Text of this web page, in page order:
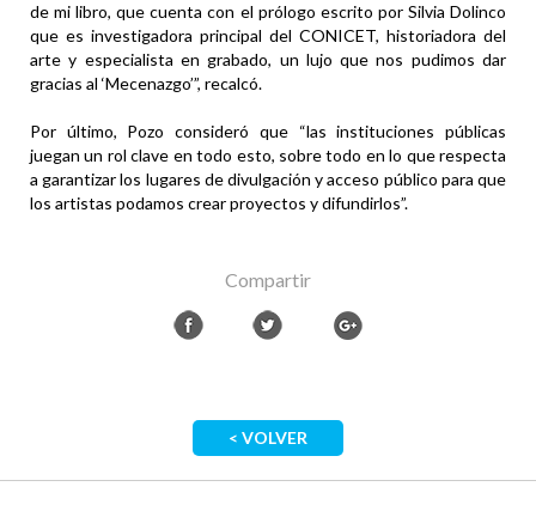
de mi libro, que cuenta con el prólogo escrito por Silvia Dolinco
que es investigadora principal del CONICET, historiadora del
arte y especialista en grabado, un lujo que nos pudimos dar
gracias al ‘Mecenazgo’”, recalcó.
Por último, Pozo consideró que “las instituciones públicas
juegan un rol clave en todo esto, sobre todo en lo que respecta
a garantizar los lugares de divulgación y acceso público para que
los artistas podamos crear proyectos y difundirlos”.
Compartir
< VOLVER